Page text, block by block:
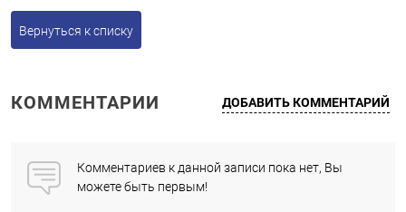
Вернуться к списку
КОММЕНТАРИИ ДОБАВИТЬ КОММЕНТАРИЙ
Комментариев к данной записи пока нет, Вы
можете быть первым!